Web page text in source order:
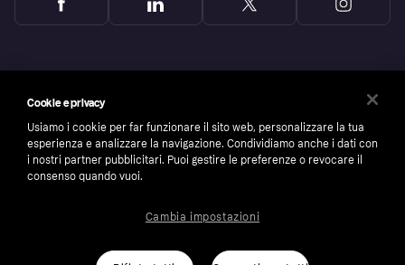
number: 556737-0431
Cookie e privacy
Usiamo i cookie per far funzionare il sito web, personalizzare la tua
esperienza e analizzare la navigazione. Condividiamo anche i dati con
i nostri partner pubblicitari. Puoi gestire le preferenze o revocare il
consenso quando vuoi.
Cambia impostazioni